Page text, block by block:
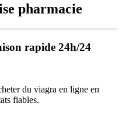
pharmacie
rapide 24h/24
du viagra en ligne en
fiables.